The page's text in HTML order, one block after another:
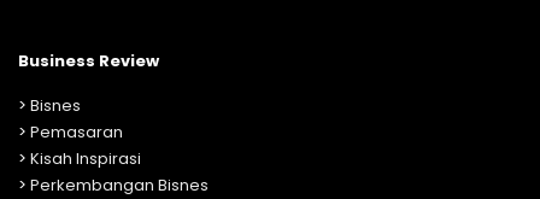
Business Review
> Bisnes
> Pemasaran
> Kisah Inspirasi
> Perkembangan Bisnes